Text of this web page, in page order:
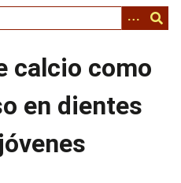
calcio como
en dientes